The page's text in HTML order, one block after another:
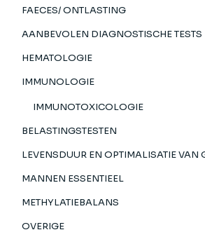
FAECES/ ONTLASTING
AANBEVOLEN DIAGNOSTISCHE TESTS
HEMATOLOGIE
IMMUNOLOGIE
IMMUNOTOXICOLOGIE
BELASTINGSTESTEN
LEVENSDUUR EN OPTIMALISATIE VAN
MANNEN ESSENTIEEL
METHYLATIEBALANS
OVERIGE